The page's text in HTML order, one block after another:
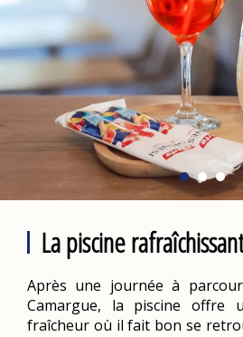
La piscine
Après une journée à
Camargue, la piscine offre
fraîcheur où il fait bon se